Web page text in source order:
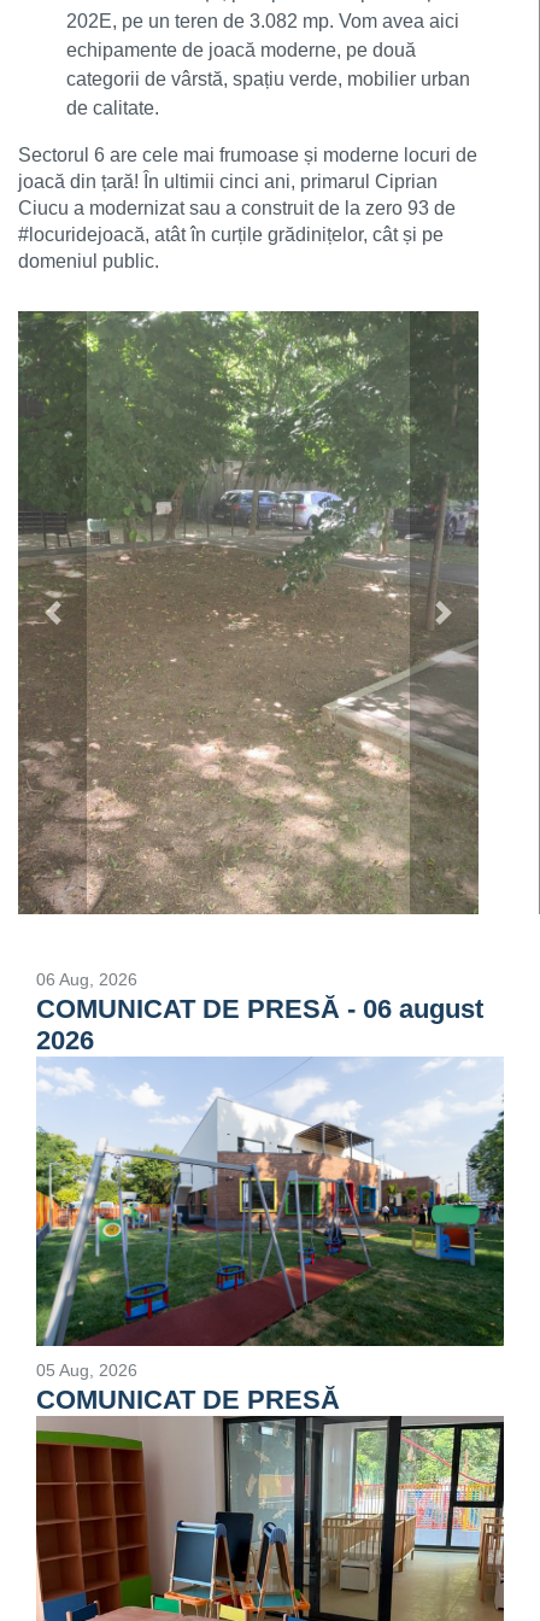
202E, pe un teren de 3.082 mp. Vom avea aici
echipamente de joacă moderne, pe două
categorii de vârstă, spațiu verde, mobilier urban
de calitate.
Sectorul 6 are cele mai frumoase și moderne locuri de
joacă din țară! În ultimii cinci ani, primarul Ciprian
Ciucu a modernizat sau a construit de la zero 93 de
#locuridejoacă, atât în curțile grădinițelor, cât și pe
domeniul public.
Previous Next
06 Aug, 2026
COMUNICAT DE PRESĂ - 06 august
2026
05 Aug, 2026
COMUNICAT DE PRESĂ